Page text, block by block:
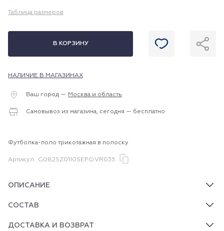
Таблица размеров
В КОРЗИНУ
НАЛИЧИЕ В МАГАЗИНАХ
Ваш город — Москва и область
Самовывоз из магазина, сегодня — бесплатно
Футболка-поло трикотажная в полоску
Артикул G082SZ0110SEPO.VR033
ОПИСАНИЕ
СОСТАВ
ДОСТАВКА И ВОЗВРАТ